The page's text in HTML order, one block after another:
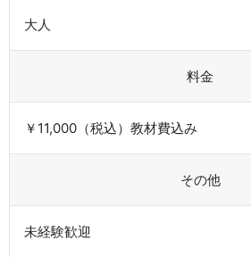
大人
料金
￥11,000（税込）教材費込み
その他
未経験歓迎